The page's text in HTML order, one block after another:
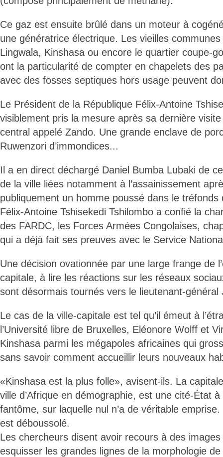
Ce gaz est ensuite brûlé dans un moteur à
une génératrice électrique. Les vieilles
Lingwala, Kinshasa ou encore le quartier coupe-
ont la particularité de compter en chapelets des
avec des fosses septiques hors usage peuvent
Le Président de la République Félix-Antoine
visiblement pris la mesure après sa dernière
central appelé Zando. Une grande enclave de
Ruwenzori d’immondices...
Il a en direct déchargé Daniel Bumba Lubaki de
de la ville liées notamment à l’assainissement
publiquement un homme poussé dans le tréfonds
Félix-Antoine Tshisekedi Tshilombo a confié la
des FARDC, les Forces Armées Congolaises,
qui a déjà fait ses preuves avec le Service
Une décision ovationnée par une large frange de
capitale, à lire les réactions sur les réseaux
sont désormais tournés vers le lieutenant-général
Le cas de la ville-capitale est tel qu’il émeut à
l’Université libre de Bruxelles, Eléonore Wolff et
Kinshasa parmi les mégapoles africaines qui
sans savoir comment accueillir leurs nouveaux
«Kinshasa est la plus folle», avisent-ils. La
ville d’Afrique en démographie, est une cité-État à
fantôme, sur laquelle nul n’a de véritable
est déboussolé.
Les chercheurs disent avoir recours à des
esquisser les grandes lignes de la morphologie